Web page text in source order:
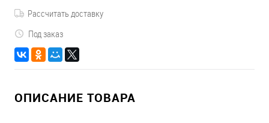
Рассчитать доставку
Под заказ
ОПИСАНИЕ ТОВАРА